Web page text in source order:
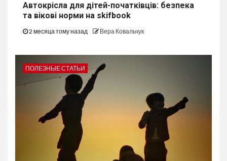
Автокрісла для дітей-початківців: безпека
та вікові норми на skifbook
2 месяца тому назад Вера Ковальчук
ПОЛЕЗНЫЕ СТАТЬИ